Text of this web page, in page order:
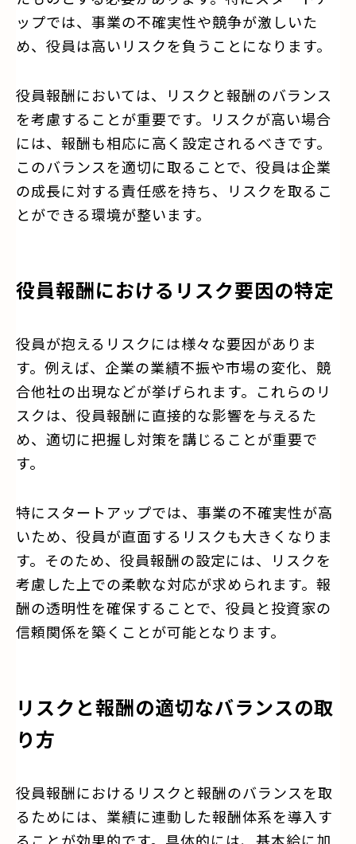
ップでは、事業の不確実性や競争が激しいた
め、役員は高いリスクを負うことになります。
役員報酬においては、リスクと報酬のバランス
を考慮することが重要です。リスクが高い場合
には、報酬も相応に高く設定されるべきです。
このバランスを適切に取ることで、役員は企業
の成長に対する責任感を持ち、リスクを取るこ
とができる環境が整います。
役員報酬におけるリスク要因の特定
役員が抱えるリスクには様々な要因がありま
す。例えば、企業の業績不振や市場の変化、競
合他社の出現などが挙げられます。これらのリ
スクは、役員報酬に直接的な影響を与えるた
め、適切に把握し対策を講じることが重要で
す。
特にスタートアップでは、事業の不確実性が高
いため、役員が直面するリスクも大きくなりま
す。そのため、役員報酬の設定には、リスクを
考慮した上での柔軟な対応が求められます。報
酬の透明性を確保することで、役員と投資家の
信頼関係を築くことが可能となります。
リスクと報酬の適切なバランスの取
り方
役員報酬におけるリスクと報酬のバランスを取
るためには、業績に連動した報酬体系を導入す